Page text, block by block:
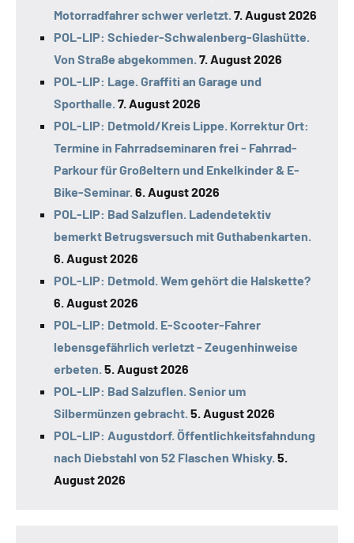
Motorradfahrer schwer verletzt. 7. August 2026
POL-LIP: Schieder-Schwalenberg-Glashütte.
Von Straße abgekommen. 7. August 2026
POL-LIP: Lage. Graffiti an Garage und
Sporthalle. 7. August 2026
POL-LIP: Detmold/Kreis Lippe. Korrektur Ort:
Termine in Fahrradseminaren frei - Fahrrad-
Parkour für Großeltern und Enkelkinder & E-
Bike-Seminar. 6. August 2026
POL-LIP: Bad Salzuflen. Ladendetektiv
bemerkt Betrugsversuch mit Guthabenkarten.
6. August 2026
POL-LIP: Detmold. Wem gehört die Halskette?
6. August 2026
POL-LIP: Detmold. E-Scooter-Fahrer
lebensgefährlich verletzt - Zeugenhinweise
erbeten. 5. August 2026
POL-LIP: Bad Salzuflen. Senior um
Silbermünzen gebracht. 5. August 2026
POL-LIP: Augustdorf. Öffentlichkeitsfahndung
nach Diebstahl von 52 Flaschen Whisky. 5.
August 2026